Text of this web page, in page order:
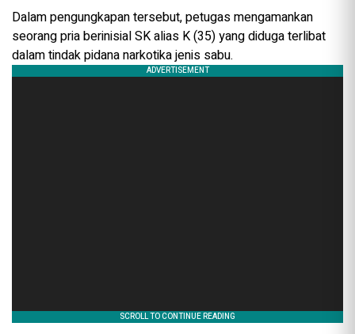
Dalam pengungkapan tersebut, petugas mengamankan
seorang pria berinisial SK alias K (35) yang diduga terlibat
dalam tindak pidana narkotika jenis sabu.